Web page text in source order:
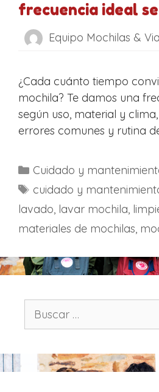
frecuencia ideal
Equipo Mochilas &
¿Cada cuánto tiempo
mochila? Te damos una
según uso, material y
errores comunes y rutina
C
a
g
r
a
s
Cuidado y
E
t
u
e
a
s
cuidado y
lavado, lavar mochila,
materiales de mochilas,